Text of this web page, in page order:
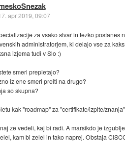
apr 2019, 09:07
za vsako stvar in tezko postanes
administratorjem, ki delajo vse za
izjema tudi v Slo :)
smeri prepletajo?
iz ene smeri preiti na drugo?
so skupna?
kak "roadmap" za "certifikate/izpite/
ze vedeli, kaj bi radi. A marsikdo je
kam bi zelel in tako naprej. Obstaja